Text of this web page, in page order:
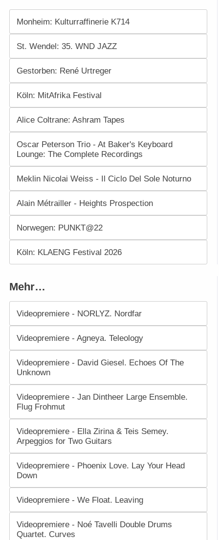
Monheim: Kulturraffinerie K714
St. Wendel: 35. WND JAZZ
Gestorben: René Urtreger
Köln: MitAfrika Festival
Alice Coltrane: Ashram Tapes
Oscar Peterson Trio - At Baker's Keyboard
Lounge: The Complete Recordings
Meklin Nicolai Weiss - Il Ciclo Del Sole Noturno
Alain Métrailler - Heights Prospection
Norwegen: PUNKT@22
Köln: KLAENG Festival 2026
Mehr…
Videopremiere - NORLYZ. Nordfar
Videopremiere - Agneya. Teleology
Videopremiere - David Giesel. Echoes Of The
Unknown
Videopremiere - Jan Dintheer Large Ensemble.
Flug Frohmut
Videopremiere - Ella Zirina & Teis Semey.
Arpeggios for Two Guitars
Videopremiere - Phoenix Love. Lay Your Head
Down
Videopremiere - We Float. Leaving
Videopremiere - Noé Tavelli Double Drums
Quartet. Curves